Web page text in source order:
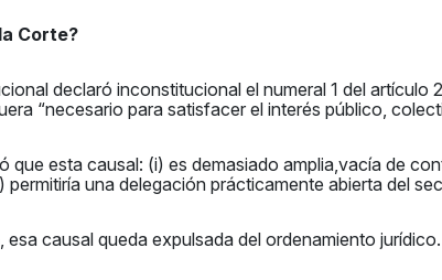
Corte?
declaró inconstitucional el numeral 1 del
“necesario para satisfacer el interés público,
que esta causal: (i) es demasiado amplia,vacía de
permitiría una delegación prácticamente abierta del
esa causal queda expulsada del ordenamiento jurídico.